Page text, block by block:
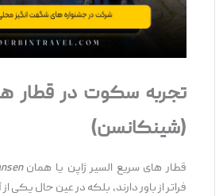
تجربه سکوت در قطار
(شینکانسن)
قطار های سریع‌ السیر ژاپن یا همان
فراتر از باور دارند، بلکه در عین حال یکی از